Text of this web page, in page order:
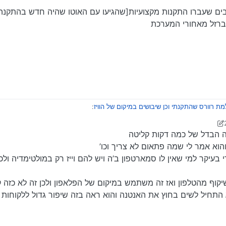
שעברו התקנות מקצועיות[שהגיעו עם האוטו שהיה חדש
מאחורי המערכת
רוורס שהתקנתי וכן שיבושים במיקום של הוויז:
על השמשה
מאחורי המערכת
הבדל של כמה דקות קליטה
אמר לי שמה פתאום לא צריך וכו’
למי שאין לו סמארטפון ב’ה ויש להם וייז רק במולטימדיה
מהטלפון ואז זה משתמש במיקום של הפלאפון ולכן זה לא כזה
לשים בחוץ את האנטנה והוא ראה בזה שיפור גדול ללקוחות